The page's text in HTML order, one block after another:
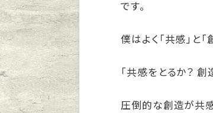
です。
僕はよく「共感」と「
「共感をとるか？ 創
圧倒的な創造が共